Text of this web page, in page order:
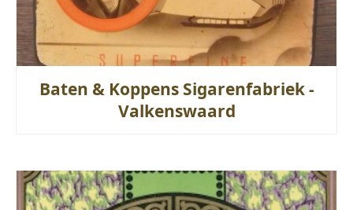
Baten & Koppens Sigarenfabriek -
Valkenswaard